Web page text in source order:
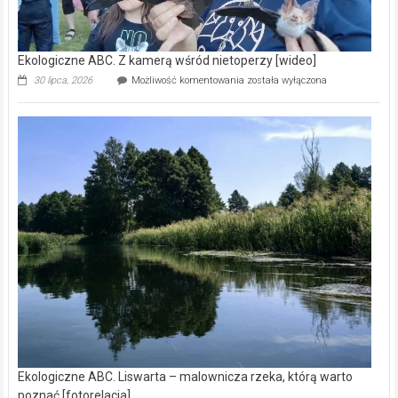
Ekologiczne ABC. Z kamerą wśród nietoperzy [wideo]
30 lipca, 2026 Możliwość komentowania Ekologiczne
kamerą
wśród
została wyłączona
Ekologiczne ABC. Liswarta – malownicza rzeka, którą warto